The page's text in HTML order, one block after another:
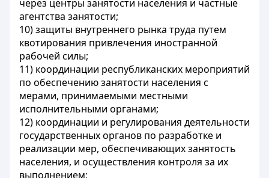
через центры занятости населения и частные
агентства занятости;
10) защиты внутреннего рынка труда путем
квотирования привлечения иностранной
рабочей силы;
11) координации республиканских мероприятий
по обеспечению занятости населения с
мерами, принимаемыми местными
исполнительными органами;
12) координации и регулирования деятельности
государственных органов по разработке и
реализации мер, обеспечивающих занятость
населения, и осуществления контроля за их
выполнением;